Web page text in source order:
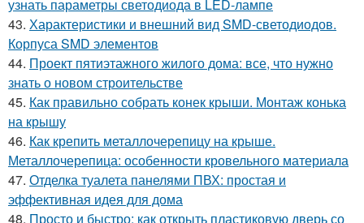
узнать параметры светодиода в LED-лампе
43. Характеристики и внешний вид SMD-светодиодов.
Корпуса SMD элементов
44. Проект пятиэтажного жилого дома: все, что нужно
знать о новом строительстве
45. Как правильно собрать конек крыши. Монтаж конька
на крышу
46. Как крепить металлочерепицу на крыше.
Металлочерепица: особенности кровельного материала
47. Отделка туалета панелями ПВХ: простая и
эффективная идея для дома
48. Просто и быстро: как открыть пластиковую дверь со